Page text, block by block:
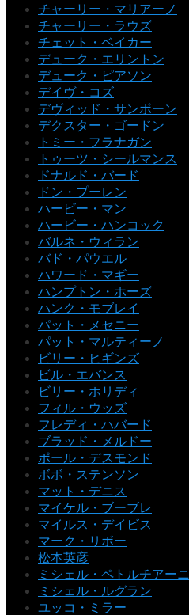
チャーリー・マリアーノ
チャーリー・ラウズ
チェット・ベイカー
デューク・エリントン
デューク・ピアソン
デイヴ・コズ
デヴィッド・サンボーン
デクスター・ゴードン
トミー・フラナガン
トゥーツ・シールマンス
ドナルド・バード
ドン・プーレン
ハービー・マン
ハービー・ハンコック
バルネ・ウィラン
バド・パウエル
ハワード・マギー
ハンプトン・ホーズ
ハンク・モブレイ
パット・メセニー
パット・マルティーノ
ビリー・ヒギンズ
ビル・エバンス
ビリー・ホリディ
フィル・ウッズ
フレディ・ハバード
ブラッド・メルドー
ポール・デスモンド
ボボ・ステンソン
マット・デニス
マイケル・ブーブレ
マイルス・デイビス
マーク・リボー
松本英彦
ミシェル・ペトルチアーニ
ミシェル・ルグラン
ユッコ・ミラー